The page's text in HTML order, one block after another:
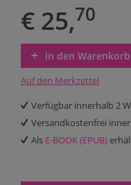
€ 25,70
in den Warenkorb
Auf den Merkzettel
Verfügbar innerhalb 2
Versandkostenfrei
Als E-BOOK (EPUB)